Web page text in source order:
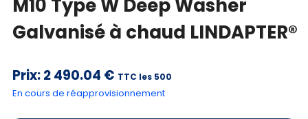
M10 Type W Deep Washer
Galvanisé à chaud LINDAPTER®
Prix:2 490.04 € TTC les 500
En cours de réapprovisionnement